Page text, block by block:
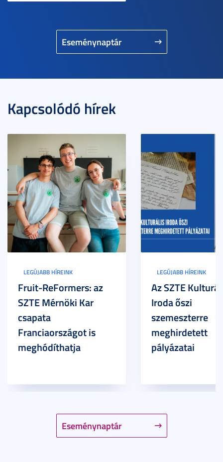
Eseménynaptár
Kapcsolódó hírek
Eseménynaptár
LEGÚJABB HÍREINK
Fruit-ReFormers: az
SZTE Mérnöki Kar
csapata
Franciaországot is
meghódíthatja
LEGÚJABB HÍREINK
Az SZTE
Iroda őszi
szemeszterre
meghirdetett
pályázatai